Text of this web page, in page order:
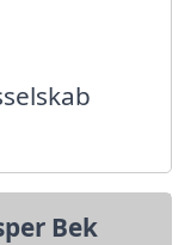
Bek